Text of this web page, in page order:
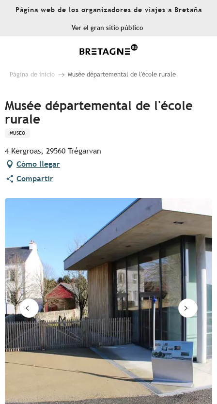
AllerPágina web de los organizadores de viajes a Bretaña
Ver el gran sitio público
Página de inicio Musée départemental de l'école rurale
Musée départemental de l'école
rurale
MUSEO
4 Kergroas, 29560 Trégarvan
Cómo llegar
Compartir